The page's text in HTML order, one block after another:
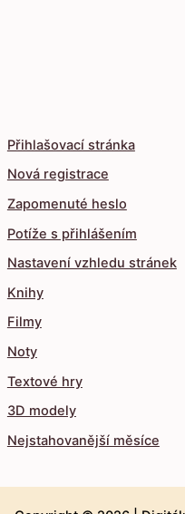
Přihlašovací stránka
Nová registrace
Zapomenuté heslo
Potíže s přihlášením
Nastavení vzhledu stránek
Knihy
Filmy
Noty
Textové hry
3D modely
Nejstahovanější měsíce